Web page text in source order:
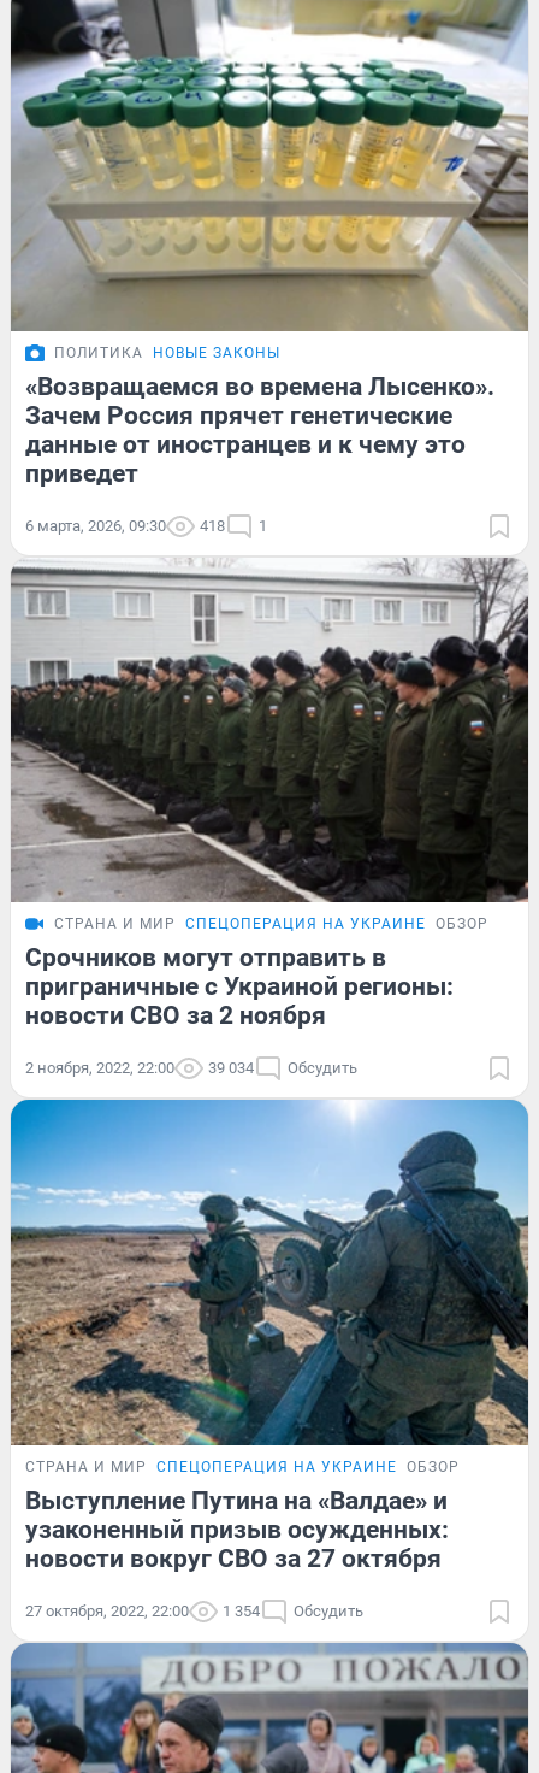
ПОЛИТИКА НОВЫЕ ЗАКОНЫ
«Возвращаемся во времена Лысенко».
Зачем Россия прячет генетические
данные от иностранцев и к чему это
приведет
6 марта, 2026, 09:30 418 1
СТРАНА И МИР СПЕЦОПЕРАЦИЯ НА УКРАИНЕ ОБЗОР
Срочников могут отправить в
приграничные с Украиной регионы:
новости СВО за 2 ноября
2 ноября, 2022, 22:00 39 034 Обсудить
СТРАНА И МИР СПЕЦОПЕРАЦИЯ НА УКРАИНЕ ОБЗОР
Выступление Путина на «Валдае» и
узаконенный призыв осужденных:
новости вокруг СВО за 27 октября
27 октября, 2022, 22:00 1 354 Обсудить